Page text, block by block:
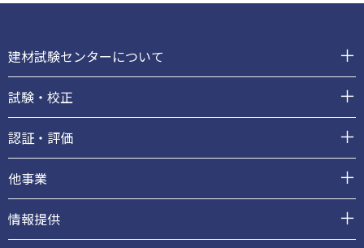
ッ
タ
ー
建材試験センターについて
試験・校正
認証・評価
他事業
情報提供